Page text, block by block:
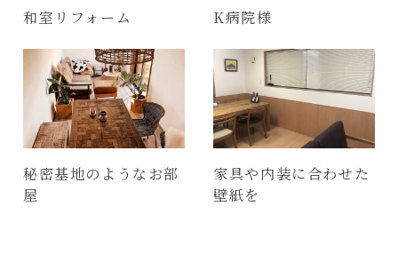
和室リフォーム K病院様
秘密基地のようなお部
屋
家具や内装に合わせた
壁紙を